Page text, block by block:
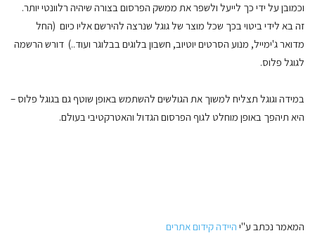
וכמובן על ידי כך לייעל ולשפר את ממשק הפרסום בצורה שיהיה רלוונטי יותר.
זה בא לידי ביטוי בכך שכל מוצר של גוגל שנרצה להירשם אליו כיום (החל
מדואר ג'ימייל, מנוע הסרטים יוטיוב, חשבון בלוגים בבלוגר ועוד..) דורש הרשמה
לגוגל פלוס.
במידה וגוגל תצליח למשוך את הגולשים להשתמש באופן שוטף גם בגוגל פלוס –
היא תיהפך באופן מוחלט לגוף הפרסום הגדול והאטרקטיבי בעולם.
המאמר נכתב ע"י היידה קידום אתרים